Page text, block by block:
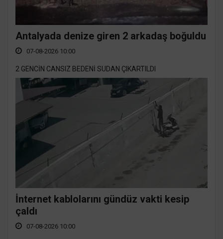
Antalyada denize giren 2 arkadaş boğuldu
07-08-2026 10:00
2 GENCİN CANSIZ BEDENİ SUDAN ÇIKARTILDI
İnternet kablolarını gündüz vakti kesip
çaldı
07-08-2026 10:00